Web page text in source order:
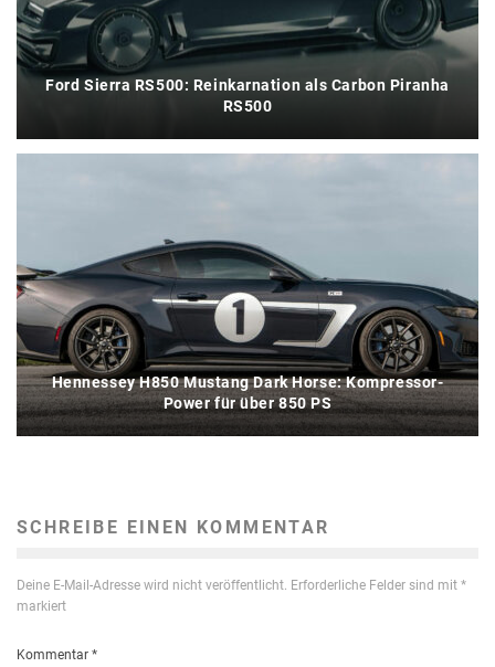
Ford Sierra RS500: Reinkarnation als Carbon Piranha
RS500
Hennessey H850 Mustang Dark Horse: Kompressor-
Power für über 850 PS
SCHREIBE EINEN KOMMENTAR
Deine E-Mail-Adresse wird nicht veröffentlicht. Erforderliche Felder sind mit *
markiert
Kommentar *